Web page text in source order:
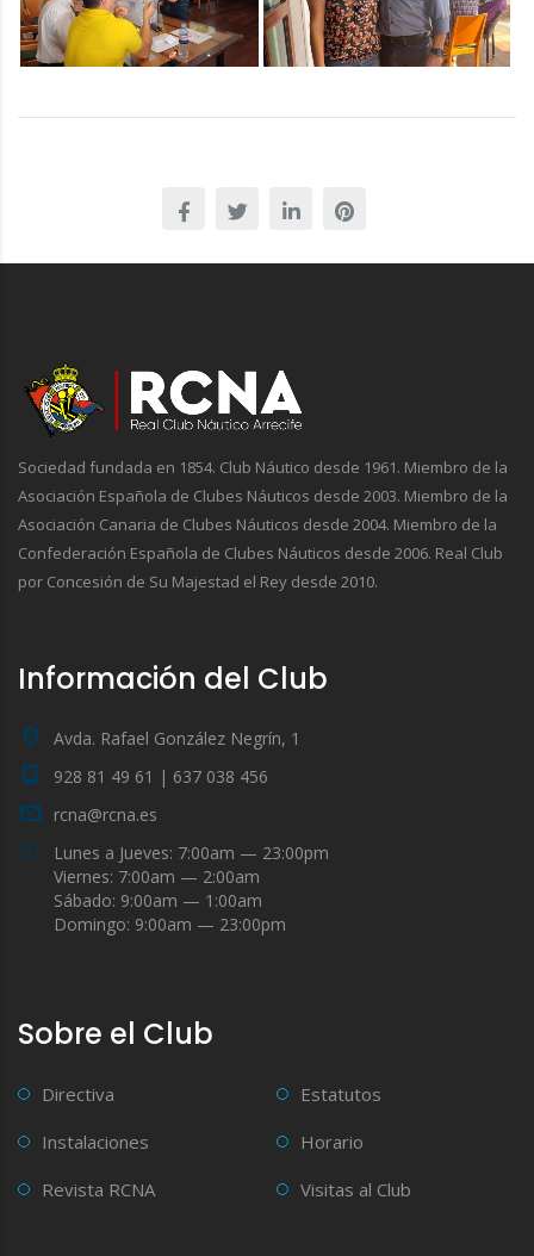
Sociedad fundada en 1854. Club Náutico desde 1961. Miembro de la
Asociación Española de Clubes Náuticos desde 2003. Miembro de la
Asociación Canaria de Clubes Náuticos desde 2004. Miembro de la
Confederación Española de Clubes Náuticos desde 2006. Real Club
por Concesión de Su Majestad el Rey desde 2010.
Información del Club
Avda. Rafael González Negrín, 1
928 81 49 61 | 637 038 456
rcna@rcna.es
Lunes a Jueves: 7:00am — 23:00pm
Viernes: 7:00am — 2:00am
Sábado: 9:00am — 1:00am
Domingo: 9:00am — 23:00pm
Sobre el Club
Directiva
Estatutos
Instalaciones
Horario
Revista RCNA
Visitas al Club